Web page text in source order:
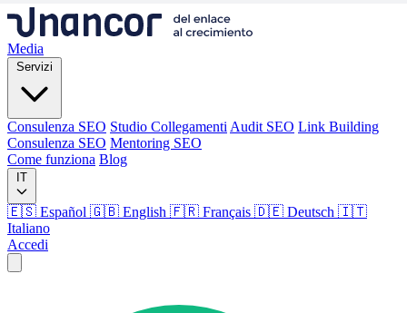
Media
Servizi
Consulenza SEO Studio Collegamenti Audit SEO Link Building
Consulenza SEO Mentoring SEO
Come funziona Blog
IT
🇪🇸 Español 🇬🇧 English 🇫🇷 Français 🇩🇪 Deutsch 🇮🇹
Italiano
Accedi